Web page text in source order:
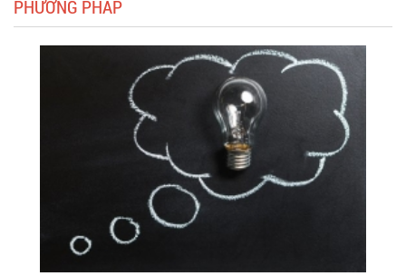
PHƯƠNG PHÁP